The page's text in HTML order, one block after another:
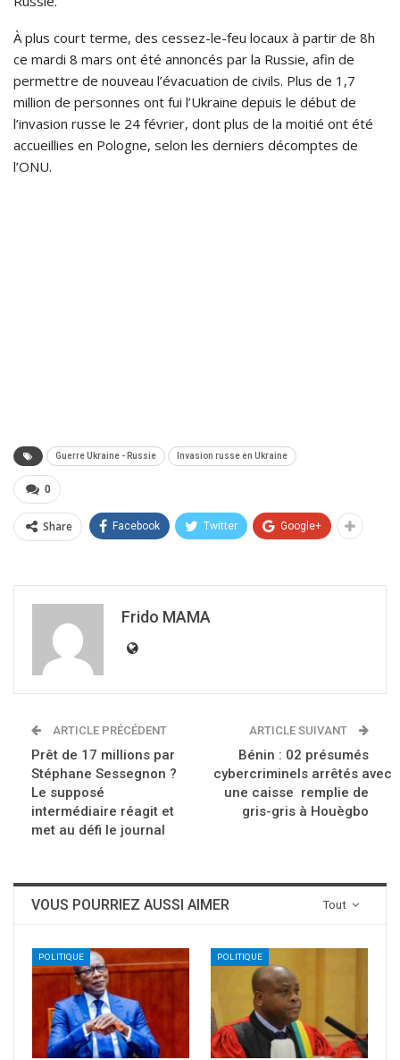
À plus court terme, des cessez-le-feu locaux à partir de 8h
ce mardi 8 mars ont été annoncés par la Russie, afin de
permettre de nouveau l’évacuation de civils. Plus de 1,7
million de personnes ont fui l’Ukraine depuis le début de
l’invasion russe le 24 février, dont plus de la moitié ont été
accueillies en Pologne, selon les derniers décomptes de
l’ONU.
Guerre Ukraine - Russie Invasion russe en Ukraine
0
Share Facebook Twitter Google+
Frido MAMA
ARTICLE PRÉCÉDENT
Prêt de 17 millions par
Stéphane Sessegnon ?
Le supposé
intermédiaire réagit et
met au défi le journal
ARTICLE SUIVANT
Bénin : 02 présumés
cybercriminels arrêtés avec
une caisse remplie de
gris-gris à Houègbo
Tout
VOUS POURRIEZ AUSSI AIMER
POLITIQUE POLITIQUE